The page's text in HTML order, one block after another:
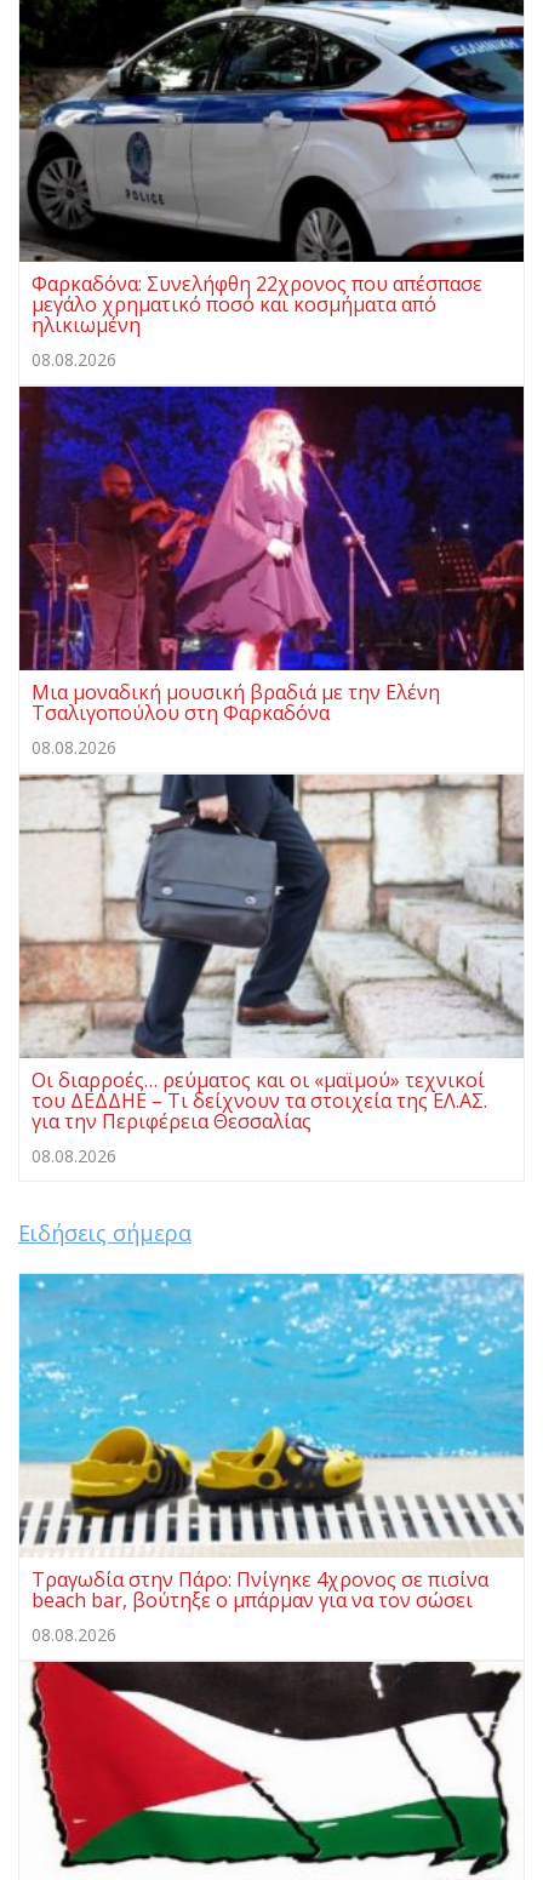
Φαρκαδόνα: Συνελήφθη 22χρονος που απέσπασε
μεγάλο χρηματικό ποσό και κοσμήματα από
ηλικιωμένη
08.08.2026
Μια μοναδική μουσική βραδιά με την Ελένη
Τσαλιγοπούλου στη Φαρκαδόνα
08.08.2026
Οι διαρροές… ρεύματος και οι «μαϊμού» τεχνικοί
του ΔΕΔΔΗΕ – Τι δείχνουν τα στοιχεία της ΕΛ.ΑΣ.
για την Περιφέρεια Θεσσαλίας
08.08.2026
Ειδήσεις σήμερα
Τραγωδία στην Πάρο: Πνίγηκε 4χρονος σε πισίνα
beach bar, βούτηξε ο μπάρμαν για να τον σώσει
08.08.2026